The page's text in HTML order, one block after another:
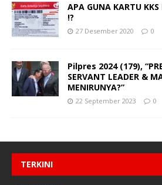
APA GUNA KARTU
!?
27 Desember 2020 0
Pilpres 2024 (179),
SERVANT LEADER &
MENIRUNYA?”
22 September 2023 0
TERKINI